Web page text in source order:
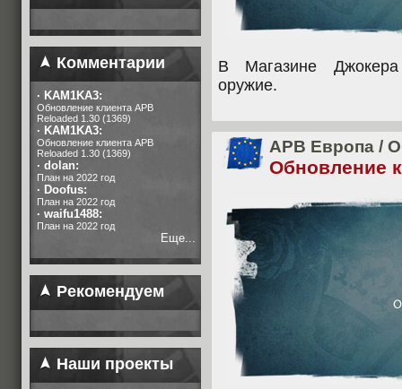
Комментарии
· KAM1KA3:
Обновление клиента APB
Reloaded 1.30 (1369)
· KAM1KA3:
Обновление клиента APB
Reloaded 1.30 (1369)
· dolan:
План на 2022 год
· Doofus:
План на 2022 год
· waifu1488:
План на 2022 год
Еще...
Рекомендуем
Наши проекты
В Магазине
оружие.
APB Европа /
Обновление